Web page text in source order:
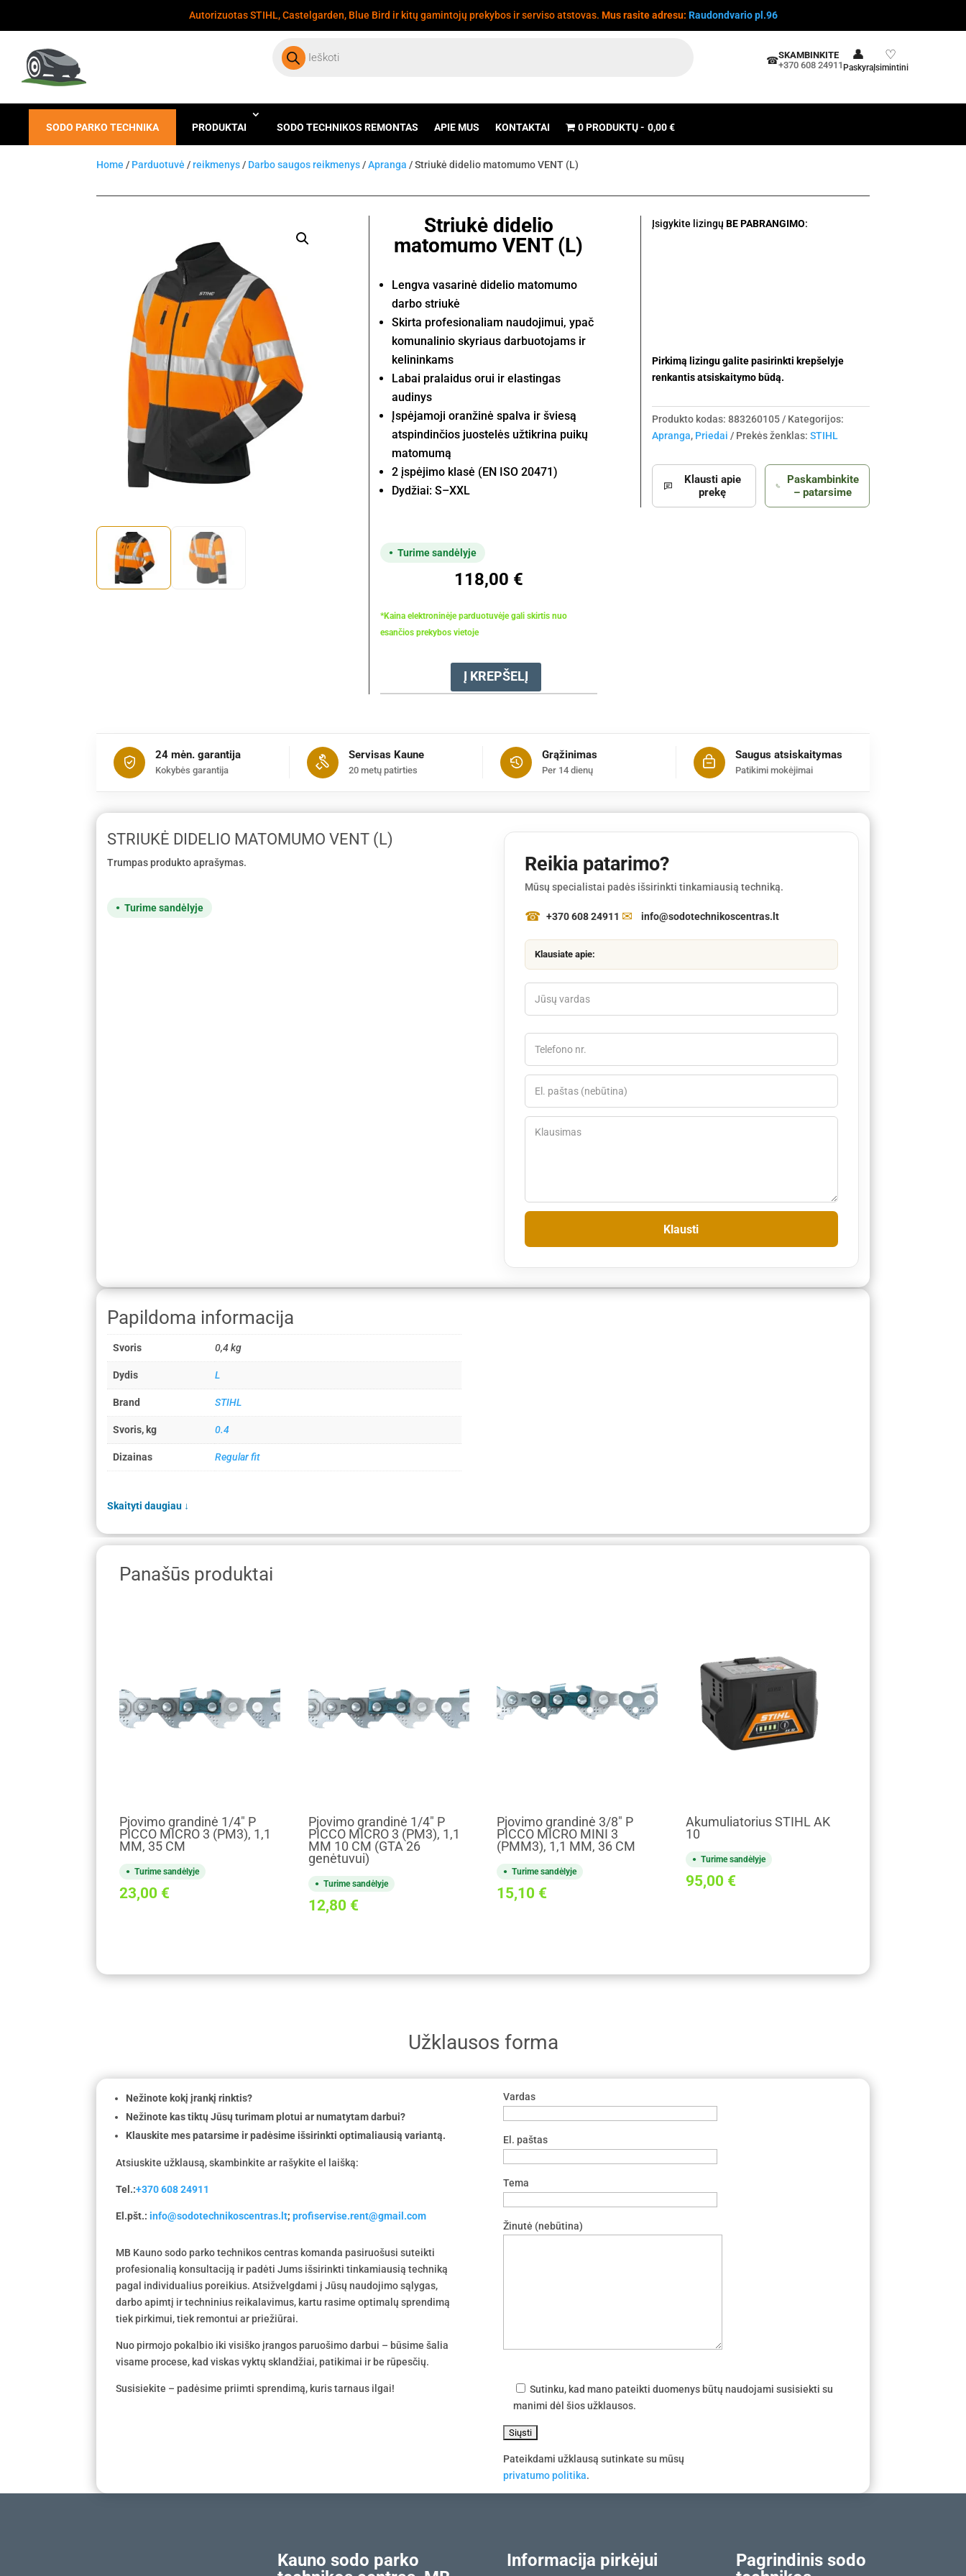
Autorizuotas STIHL, Castelgarden, Blue Bird ir kitų gamintojų prekybos ir serviso atstovas. Mus rasite adresu: Raudondvario pl.96
search
☎SKAMBINKITE
+370 608 24911
👤
Paskyra
♡
Įsimintini
SODO PARKO TECHNIKA PRODUKTAI SODO TECHNIKOS REMONTAS APIE MUS KONTAKTAI 0 PRODUKTŲ 0,00 €
Home / Parduotuvė /reikmenys / Darbo saugos reikmenys /Apranga / Striukė didelio matomumo VENT (L)
Striukė didelio
matomumo VENT (L)
Lengva vasarinė didelio matomumo
darbo striukė
Skirta profesionaliam naudojimui, ypač
komunalinio skyriaus darbuotojams ir
kelininkams
Labai pralaidus orui ir elastingas
audinys
Įspėjamoji oranžinė spalva ir šviesą
atspindinčios juostelės užtikrina puikų
matomumą
2 įspėjimo klasė (EN ISO 20471)
Dydžiai: S–XXL
Turime sandėlyje
118,00 €
*Kaina elektroninėje parduotuvėje gali skirtis nuo
esančios prekybos vietoje
produkto
didelio
Į KREPŠELĮ
Įsigykite lizingų BE PABRANGIMO:
Pirkimą lizingu galite pasirinkti krepšelyje
renkantis atsiskaitymo būdą.
Produkto kodas: 883260105
Kategorijos:
Apranga, Priedai Prekės ženklas: STIHL
Klausti apie
prekę
Paskambinkite
– patarsime
24 mėn. garantija
Kokybės garantija
Servisas Kaune
20 metų patirties
Grąžinimas
Per 14 dienų
Saugus atsiskaitymas
Patikimi mokėjimai
STRIUKĖ DIDELIO MATOMUMO VENT (L)
Trumpas produkto aprašymas.
Turime sandėlyje
Reikia patarimo?
Mūsų specialistai padės išsirinkti tinkamiausią techniką.
+370 608 24911 info@sodotechnikoscentras.lt
Klausiate apie:
Papildoma informacija
Svoris 0,4 kg
Dydis L
Brand STIHL
Svoris, kg 0.4
Dizainas Regular fit
Skaityti daugiau ↓
Panašūs produktai
Pjovimo grandinė 1/4" P
PICCO MICRO 3 (PM3), 1,1
MM, 35 CM
Turime sandėlyje
23,00 €
Pjovimo grandinė 1/4" P
PICCO MICRO 3 (PM3), 1,1
MM 10 CM (GTA 26
genėtuvui)
Turime sandėlyje
12,80 €
Pjovimo grandinė 3/8" P
PICCO MICRO MINI 3
(PMM3), 1,1 MM, 36 CM
Turime sandėlyje
15,10 €
Akumuliatorius STIHL AK
10
Turime sandėlyje
95,00 €
Užklausos forma
Nežinote kokį įrankį rinktis?
Nežinote kas tiktų Jūsų turimam plotui ar numatytam darbui?
Klauskite mes patarsime ir padėsime išsirinkti optimaliausią variantą.
Atsiuskite užklausą, skambinkite ar rašykite el laišką:
Tel.:+370 608 24911
El.pšt.:info@sodotechnikoscentras.lt;profiservise.rent@gmail.com
MB Kauno sodo parko technikos centras komanda pasiruošusi suteikti
profesionalią konsultaciją ir padėti Jums išsirinkti tinkamiausią techniką
pagal individualius poreikius. Atsižvelgdami į Jūsų naudojimo sąlygas,
darbo apimtį ir techninius reikalavimus, kartu rasime optimalų sprendimą
tiek pirkimui, tiek remontui ar priežiūrai.
Nuo pirmojo pokalbio iki visiško įrangos paruošimo darbui – būsime šalia
visame procese, kad viskas vyktų sklandžiai, patikimai ir be rūpesčių.
Susisiekite – padėsime priimti sprendimą, kuris tarnaus ilgai!
Vardas
El. paštas
Tema
Žinutė (nebūtina)
Sutinku, kad mano pateikti duomenys būtų naudojami susisiekti su
manimi dėl šios užklausos.
Pateikdami užklausą sutinkate su mūsų
privatumo politika.
Kauno sodo parko
Informacija pirkėjui
Pagrindinis sodo